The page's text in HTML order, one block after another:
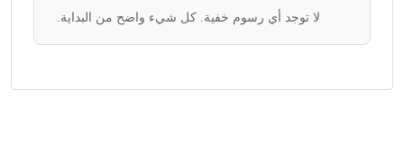
لا توجد أي رسوم خفية. كل شيء واضح من البداية.